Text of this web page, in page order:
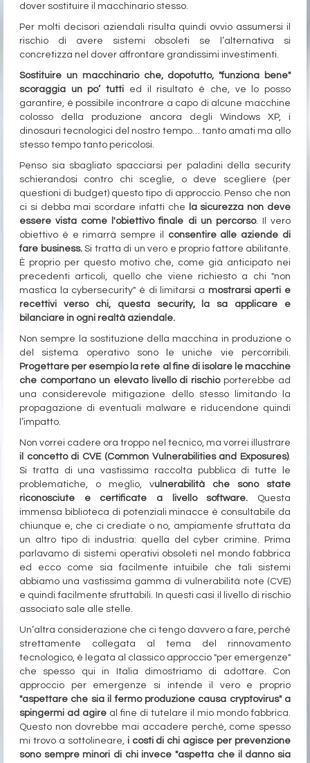
dover sostituire il macchinario stesso.
Per molti decisori aziendali risulta quindi ovvio assumersi il
rischio di avere sistemi obsoleti se l’alternativa si
concretizza nel dover affrontare grandissimi investimenti.
Sostituire un macchinario che, dopotutto, "funziona bene"
scoraggia un po’ tutti ed il risultato è che, ve lo posso
garantire, è possibile incontrare a capo di alcune macchine
colosso della produzione ancora degli Windows XP, i
dinosauri tecnologici del nostro tempo… tanto amati ma allo
stesso tempo tanto pericolosi.
Penso sia sbagliato spacciarsi per paladini della security
schierandosi contro chi sceglie, o deve scegliere (per
questioni di budget) questo tipo di approccio. Penso che non
ci si debba mai scordare infatti che
la sicurezza non deve
essere vista come l'obiettivo finale di un percorso. Il vero
obiettivo è e rimarrà sempre il consentire alle aziende di
fare business.Si tratta di un vero e proprio fattore abilitante.
È proprio per questo motivo che, come già anticipato nei
precedenti articoli, quello che viene richiesto a chi "non
mastica la cybersecurity" è di limitarsi a mostrarsi aperti e
recettivi verso chi, questa security, la sa applicare e
bilanciare in ogni realtà aziendale.
Non sempre la sostituzione della macchina in produzione o
del sistema operativo sono le uniche vie percorribili.
Progettare per esempio la rete al fine di isolare le macchine
che comportano un elevato livello di rischioporterebbe ad
una considerevole mitigazione dello stesso limitando la
propagazione di eventuali malware e riducendone quindi
l’impatto.
Non vorrei cadere ora troppo nel tecnico, ma vorrei illustrare
il concetto di CVE (Common Vulnerabilities and Exposures).
Si tratta di una vastissima raccolta pubblica di tutte le
problematiche, o meglio, vulnerabilità che sono state
riconosciute e certificate a livello software. Questa
immensa biblioteca di potenziali minacce è consultabile da
chiunque e, che ci crediate o no, ampiamente sfruttata da
un altro tipo di industria: quella del cyber crimine. Prima
parlavamo di sistemi operativi obsoleti nel mondo fabbrica
ed ecco come sia facilmente intuibile che tali sistemi
abbiamo una vastissima gamma di vulnerabilità note (CVE)
e quindi facilmente sfruttabili. In questi casi il livello di rischio
associato sale alle stelle.
Un’altra considerazione che ci tengo davvero a fare, perché
strettamente collegata al tema del rinnovamento
tecnologico, è legata al classico approccio "per emergenze"
che spesso qui in Italia dimostriamo di adottare. Con
approccio per emergenze si intende il vero e proprio
"aspettare che sia il fermo produzione causa cryptovirus" a
spingermi ad agire al fine di tutelare il mio mondo fabbrica.
Questo non dovrebbe mai accadere perché, come spesso
mi trovo a sottolineare,i costi di chi agisce per prevenzione
sono sempre minori di chi invece "aspetta che il danno sia